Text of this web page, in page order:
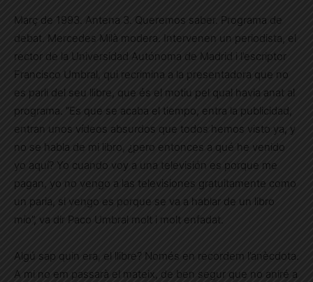
Març de 1993. Antena 3. Queremos saber. Programa de
debat. Mercedes Milà modera. Intervenen un periodista, el
rector de la Universidad Autónoma de Madrid i l’escriptor
Francisco Umbral, qui recrimina a la presentadora que no
es parli del seu llibre, que és el motiu pel qual havia anat al
programa. “Es que se acaba el tiempo, entra la publicidad,
entran unos vídeos absurdos que todos hemos visto ya, y
no se habla de mi libro, ¿pero entonces a qué he venido
yo aquí? Yo cuando voy a una televisión es porque me
pagan, yo no vengo a las televisiones gratuitamente como
un paria, si vengo es porque se va a hablar de un libro
mío”, va dir Paco Umbral molt i molt enfadat.
Algú sap quin era, el llibre? Només en recordem l’anècdota.
A mi no em passarà el mateix, de ben segur que no aniré a